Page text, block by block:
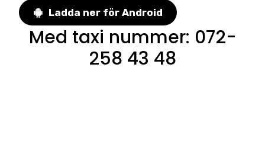
Ladda ner för Android
Med taxi nummer: 072-
258 43 48